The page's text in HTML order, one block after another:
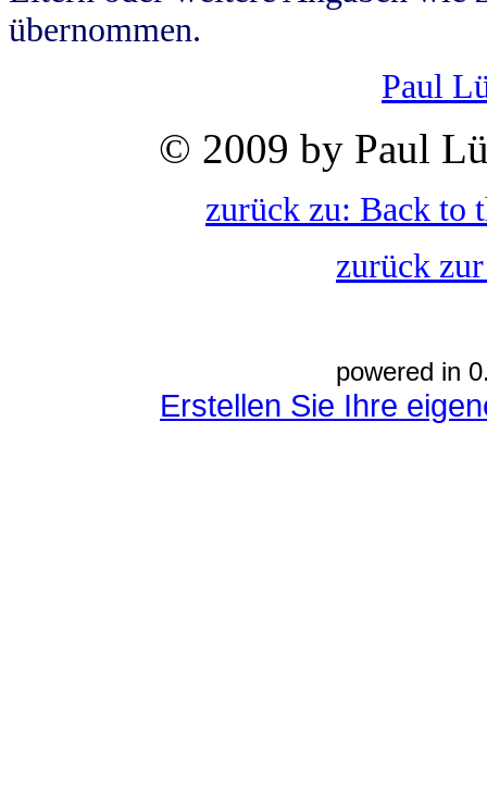
übernommen.
Paul
© 2009 by Paul
zurück zu: Back to
zurück
powered in
Erstellen Sie Ihre